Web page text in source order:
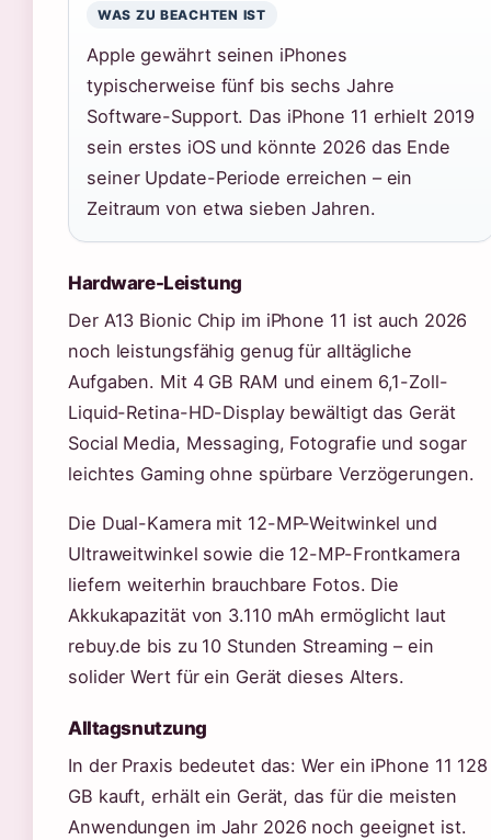
WAS ZU BEACHTEN IST
Apple gewährt seinen iPhones
typischerweise fünf bis sechs Jahre
Software-Support. Das iPhone 11 erhielt 2019
sein erstes iOS und könnte 2026 das Ende
seiner Update-Periode erreichen – ein
Zeitraum von etwa sieben Jahren.
Hardware-Leistung
Der A13 Bionic Chip im iPhone 11 ist auch 2026
noch leistungsfähig genug für alltägliche
Aufgaben. Mit 4 GB RAM und einem 6,1-Zoll-
Liquid-Retina-HD-Display bewältigt das Gerät
Social Media, Messaging, Fotografie und sogar
leichtes Gaming ohne spürbare Verzögerungen.
Die Dual-Kamera mit 12-MP-Weitwinkel und
Ultraweitwinkel sowie die 12-MP-Frontkamera
liefern weiterhin brauchbare Fotos. Die
Akkukapazität von 3.110 mAh ermöglicht laut
rebuy.de bis zu 10 Stunden Streaming – ein
solider Wert für ein Gerät dieses Alters.
Alltagsnutzung
In der Praxis bedeutet das: Wer ein iPhone 11 128
GB kauft, erhält ein Gerät, das für die meisten
Anwendungen im Jahr 2026 noch geeignet ist.